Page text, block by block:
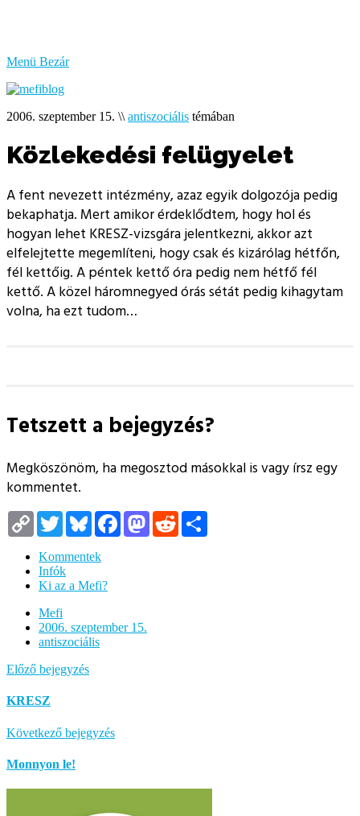
Menü Bezár
2006. szeptember 15. \\ antiszociális témában
Közlekedési felügyelet
A fent nevezett intézmény, azaz egyik dolgozója pedig
bekaphatja. Mert amikor érdeklődtem, hogy hol és
hogyan lehet KRESZ-vizsgára jelentkezni, akkor azt
elfelejtette megemlíteni, hogy csak és kizárólag hétfőn,
fél kettőig. A péntek kettő óra pedig nem hétfő fél
kettő. A közel háromnegyed órás sétát pedig kihagytam
volna, ha ezt tudom…
Tetszett a bejegyzés?
Megköszönöm, ha megosztod másokkal is vagy írsz egy
kommentet.
Copy
Link
TwitterBlueskyFacebookMastodon
Reddit
Kommentek
Infók
Ki az a Mefi?
Mefi
2006. szeptember 15.
antiszociális
Előző bejegyzés
KRESZ
Következő bejegyzés
Monnyon le!